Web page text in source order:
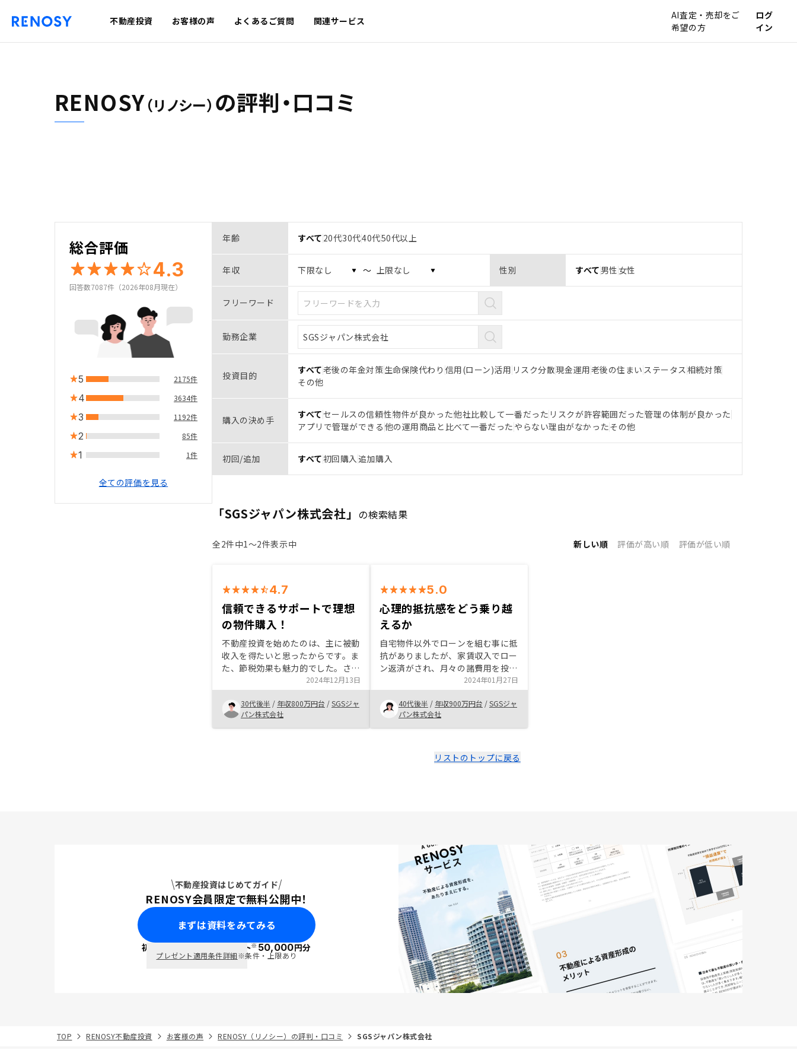
不動産投資 お客様の声 よくあるご質問 関連サービス
AI査定・売却をご
希望の方
ログ
イン
RENOSY（リノシー） の評判・口コミ
総合評価
4.3
回答数7087件（2026年08月現在）
5 2175件
4 3634件
3 1192件
2 85件
1 1件
全ての評価を見る
年齢 すべて 20代30代40代50代以上
年収 〜 性別 すべて 男性 女性
フリーワード
勤務企業
投資目的 すべて老後の年金対策生命保険代わり 信用(ローン)活用 リスク分散現金運用老後の住まい ステータス相続対策
その他
購入の決め手 すべてセールスの信頼性物件が良かった他社比較して一番だった リスクが許容範囲だった管理の体制が良かった
アプリで管理ができる 他の運用商品と比べて一番だった やらない理由がなかったその他
初回/追加 すべて初回購入 追加購入
「SGSジャパン株式会社」 の検索結果
全2件中1〜2件表示中 新しい順 評価が高い順 評価が低い順
4.7
信頼できるサポートで理想
の物件購入！
不動産投資を始めたのは、主に被動
收入を得たいと思ったからです。ま
た、節税効果も魅力的でした。さら
に、友人がRENOSYを利用している
ことも後押しになりました。担当者
さん坪井さんとの会話を通じて、坪
井さんの専門的な対応に感銘を受
け、私たちの疑問に丁寧に答えてく
2024年12月13日
30代後半 / 年収800万円台 /SGSジャ
パン株式会社
5.0
心理的抵抗感をどう乗り越
えるか
自宅物件以外でローンを組む事に抵
抗がありましたが、家賃収入でロー
ン返済がされ、月々の諸費用を投資
と捉える事を論理的に何度も説明し
てもらい、最後の決断が出来まし
た。 株式投資でいくらか損失が出
て手もそこまで抵抗は感じないの
に、マンション投資に怖さを感じる
て、まさにその通りだなと感じまし
2024年01月27日
40代後半 / 年収900万円台 /SGSジャ
パン株式会社
リストのトップに戻る
不動産投資はじめてガイド
RENOSY会員限定で無料公開中！
まずは資料をみてみる
初回面談で ポイント※50,000円分
プレゼント適用条件詳細※条件・上限あり
TOP RENOSY不動産投資 お客様の声 RENOSY（リノシー）の評判・口コミ SGSジャパン株式会社